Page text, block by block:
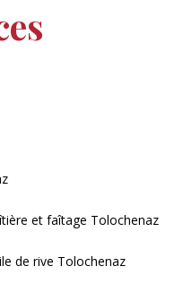
et faîtage Tolochenaz
de rive Tolochenaz